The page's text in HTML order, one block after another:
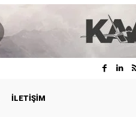
İLETIŞIM